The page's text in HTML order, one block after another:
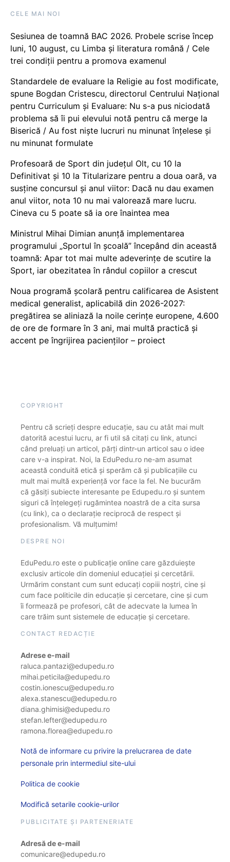
CELE MAI NOI
Sesiunea de toamnă BAC 2026. Probele scrise încep
luni, 10 august, cu Limba și literatura română / Cele
trei condiții pentru a promova examenul
Standardele de evaluare la Religie au fost modificate,
spune Bogdan Cristescu, directorul Centrului Național
pentru Curriculum și Evaluare: Nu s-a pus niciodată
problema să îi pui elevului notă pentru că merge la
Biserică / Au fost niște lucruri nu minunat înțelese și
nu minunat formulate
Profesoară de Sport din județul Olt, cu 10 la
Definitivat și 10 la Titularizare pentru a doua oară, va
susține concursul și anul viitor: Dacă nu dau examen
anul viitor, nota 10 nu mai valorează mare lucru.
Cineva cu 5 poate să ia ore înaintea mea
Ministrul Mihai Dimian anunță implementarea
programului „Sportul în școală” începând din această
toamnă: Apar tot mai multe adeverințe de scutire la
Sport, iar obezitatea în rândul copiilor a crescut
Noua programă școlară pentru calificarea de Asistent
medical generalist, aplicabilă din 2026-2027:
pregătirea se aliniază la noile cerințe europene, 4.600
de ore de formare în 3 ani, mai multă practică și
accent pe îngrijirea pacienților – proiect
COPYRIGHT
Pentru că scrieți despre educație, sau cu atât mai mult
datorită acestui lucru, ar fi util să citați cu link, atunci
când preluați un articol, părți dintr-un articol sau o idee
care v-a inspirat. Noi, la EduPedu.ro ne-am asumat
această conduită etică și sperăm că și publicațiile cu
mult mai multă experiență vor face la fel. Ne bucurăm
că găsiți subiecte interesante pe Edupedu.ro și suntem
siguri că înțelegeți rugămintea noastră de a cita sursa
(cu link), ca o declarație reciprocă de respect și
profesionalism. Vă mulțumim!
DESPRE NOI
EduPedu.ro este o publicație online care găzduiește
exclusiv articole din domeniul educației și cercetării.
Urmărim constant cum sunt educați copiii noștri, cine și
cum face politicile din educație și cercetare, cine și cum
îi formează pe profesori, cât de adecvate la lumea în
care trăim sunt sistemele de educație și cercetare.
CONTACT REDACȚIE
Adrese e-mail
raluca.pantazi@edupedu.ro
mihai.peticila@edupedu.ro
costin.ionescu@edupedu.ro
alexa.stanescu@edupedu.ro
diana.ghimisi@edupedu.ro
stefan.lefter@edupedu.ro
ramona.florea@edupedu.ro
Notă de informare cu privire la prelucrarea de date
personale prin intermediul site-ului
Politica de cookie
Modifică setarile cookie-urilor
PUBLICITATE ȘI PARTENERIATE
Adresă de e-mail
comunicare@edupedu.ro